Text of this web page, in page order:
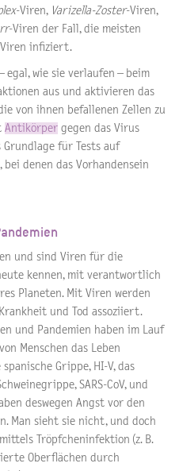
-Viren, Varizella-Zoster-Viren,
-Viren der Fall, die meisten
Viren infiziert.
egal, wie sie verlaufen – beim
aus und aktivieren das
von ihnen befallenen Zellen zu
Antikörper gegen das Virus
für Tests auf
denen das Vorhandensein
und sind Viren für die
kennen, mit verantwortlich
Planeten. Mit Viren werden
und Tod assoziiert.
und Pandemien haben im Lauf
Menschen das Leben
Grippe, HI-V, das
SARS-CoV, und
deswegen Angst vor den
Man sieht sie nicht, und doch
Tröpfcheninfektion (z. B.
Oberflächen durch